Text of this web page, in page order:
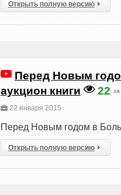
Открыть полную версию
Перед Новым
аукцион книги
22
22 января 2015
Перед Новым годом в
Открыть полную версию